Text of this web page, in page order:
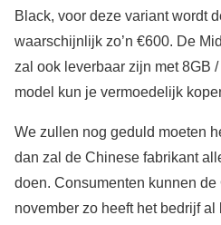
Black, voor deze variant wordt
waarschijnlijk zo’n €600. De
zal ook leverbaar zijn met 8GB
model kun je vermoedelijk
We zullen nog geduld moeten
dan zal de Chinese fabrikant
doen. Consumenten kunnen
november zo heeft het bedrijf al